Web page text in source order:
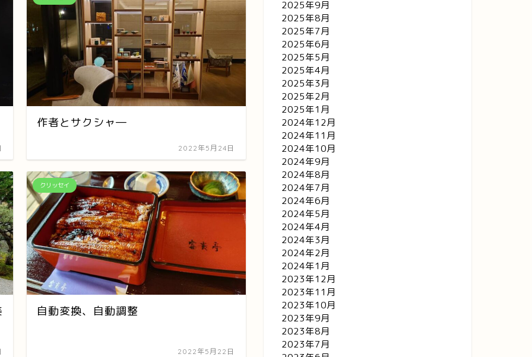
作者とサクシャ―
2022年5月24日
クリッセイ
自動変換、自動調整
2022年5月22日
2025年9月
2025年8月
2025年7月
2025年6月
2025年5月
2025年4月
2025年3月
2025年2月
2025年1月
2024年12月
2024年11月
2024年10月
2024年9月
2024年8月
2024年7月
2024年6月
2024年5月
2024年4月
2024年3月
2024年2月
2024年1月
2023年12月
2023年11月
2023年10月
2023年9月
2023年8月
2023年7月